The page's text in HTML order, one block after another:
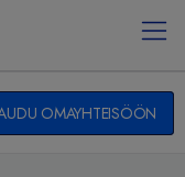
OMAYHTEISÖÖN